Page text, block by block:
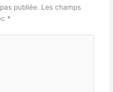
publiée. Les champs
*